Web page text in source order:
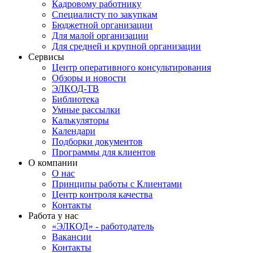
Кадровому работнику
Специалисту по закупкам
Бюджетной организации
Для малой организации
Для средней и крупной организации
Сервисы
Центр оперативного консультирования
Обзоры и новости
ЭЛКОД-ТВ
Библиотека
Умные рассылки
Калькуляторы
Календари
Подборки документов
Программы для клиентов
О компании
О нас
Принципы работы с Клиентами
Центр контроля качества
Контакты
Работа у нас
«ЭЛКОД» - работодатель
Вакансии
Контакты